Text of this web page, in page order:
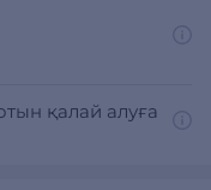
қалай алуға